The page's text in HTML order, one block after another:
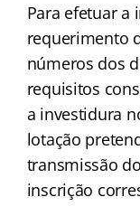
Para efetuar a
requerimento
números dos
requisitos
a investidura
lotação
transmissão
inscrição